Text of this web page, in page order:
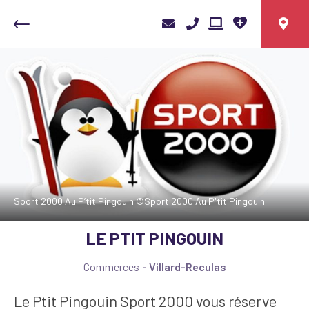
Sport 2000 Au P’tit Pingouin ©Sport 2000 Au P'tit Pingouin
LE PTIT PINGOUIN
Commerces Villard-Reculas
Le Ptit Pingouin Sport 2000 vous réserve